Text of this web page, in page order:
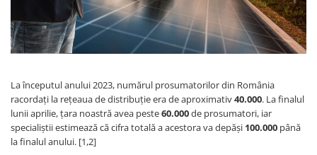
Incarcatoare acumulatori
Panouri fotovoltaice si accesorii
Panouri fotovoltaice
fotovoltaice
Accesorii
Invertoare
Invertoare Hibrid
La începutul anului 2023, numărul prosumatorilor din România
racordați la rețeaua de distribuție era de aproximativ40.000. La finalul
lunii aprilie, țara noastră avea peste60.000de prosumatori, iar
specialiștii estimează că cifra totală a acestora va depăși 100.000 până
la finalul anului. [1,2]